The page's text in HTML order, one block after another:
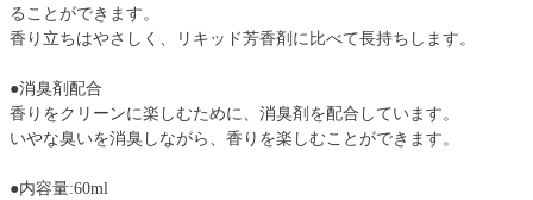
ることができます。
香り立ちはやさしく、リキッド芳香剤に比べて長持ちします。
●消臭剤配合
香りをクリーンに楽しむために、消臭剤を配合しています。
いやな臭いを消臭しながら、香りを楽しむことができます。
●内容量:60ml